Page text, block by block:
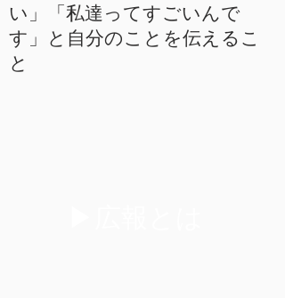
い」「私達ってすごいんで
す」と自分のことを伝えるこ
と